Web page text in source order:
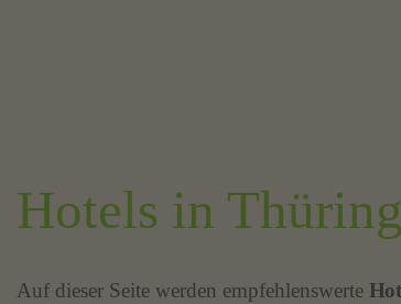
Hotels in
Auf dieser Seite werden empfehlenswerte